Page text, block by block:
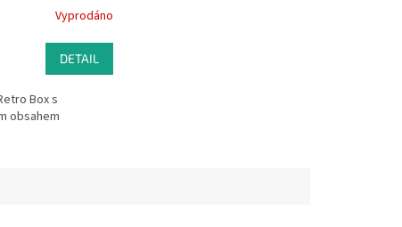
Vyprodáno
DETAIL
Box s
obsahem